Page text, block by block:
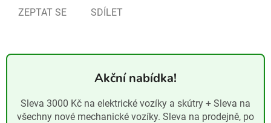
ZEPTAT SE SDÍLET
Akční nabídka!
Sleva 3000 Kč na elektrické vozíky a skútry + Sleva na
všechny nové mechanické vozíky. Sleva na prodejně, po